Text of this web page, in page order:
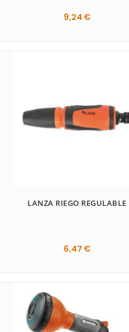
9,24 €
LANZA RIEGO REGULABLE
6,47 €